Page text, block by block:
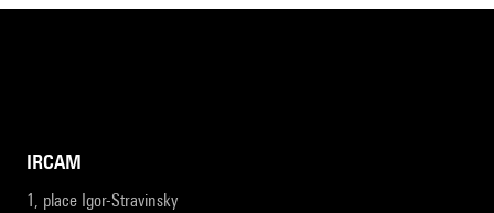
IRCAM
1, place Igor-Stravinsky